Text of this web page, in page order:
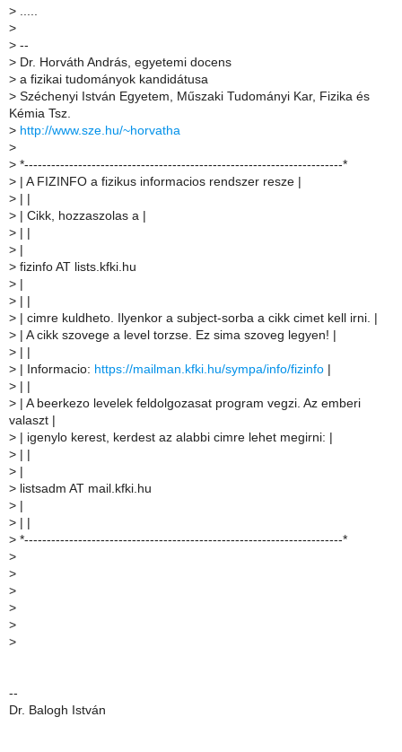
> .....
>
> --
> Dr. Horváth András, egyetemi docens
> a fizikai tudományok kandidátusa
> Széchenyi István Egyetem, Műszaki Tudományi Kar, Fizika és
Kémia Tsz.
> http://www.sze.hu/~horvatha
>
> *-----------------------------------------------------------------------*
> | A FIZINFO a fizikus informacios rendszer resze |
>
> | Cikk, hozzaszolas a |
>
>
> fizinfo AT lists.kfki.hu
>
>
> | cimre kuldheto. Ilyenkor a subject-sorba a cikk cimet kell irni. |
> | A cikk szovege a level torzse. Ez sima szoveg legyen! |
>
> | Informacio: https://mailman.kfki.hu/sympa/info/fizinfo
>
> | A beerkezo levelek feldolgozasat program vegzi. Az emberi
valaszt |
> | igenylo kerest, kerdest az alabbi cimre lehet megirni: |
>
>
> listsadm AT mail.kfki.hu
>
>
> *-----------------------------------------------------------------------*
>
>
>
>
>
>
--
Dr. Balogh István